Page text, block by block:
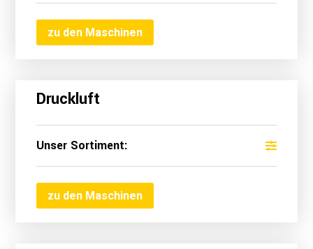
zu den Maschinen
Druckluft
Unser Sortiment:
zu den Maschinen